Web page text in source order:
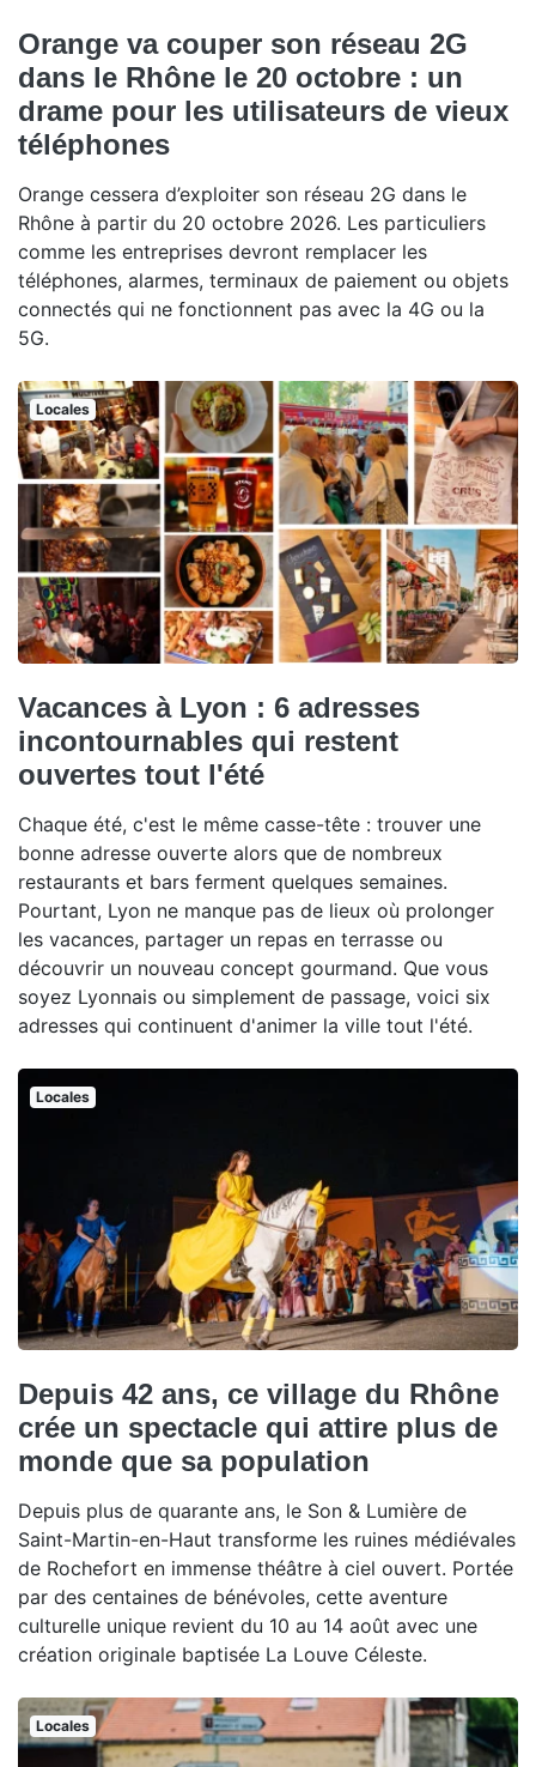
Orange va couper son réseau 2G
dans le Rhône le 20 octobre : un
drame pour les utilisateurs de vieux
téléphones
Orange cessera d’exploiter son réseau 2G dans le
Rhône à partir du 20 octobre 2026. Les particuliers
comme les entreprises devront remplacer les
téléphones, alarmes, terminaux de paiement ou objets
connectés qui ne fonctionnent pas avec la 4G ou la
5G.
Locales
Vacances à Lyon : 6 adresses
incontournables qui restent
ouvertes tout l'été
Chaque été, c'est le même casse-tête : trouver une
bonne adresse ouverte alors que de nombreux
restaurants et bars ferment quelques semaines.
Pourtant, Lyon ne manque pas de lieux où prolonger
les vacances, partager un repas en terrasse ou
découvrir un nouveau concept gourmand. Que vous
soyez Lyonnais ou simplement de passage, voici six
adresses qui continuent d'animer la ville tout l'été.
Locales
Depuis 42 ans, ce village du Rhône
crée un spectacle qui attire plus de
monde que sa population
Depuis plus de quarante ans, le Son & Lumière de
Saint-Martin-en-Haut transforme les ruines médiévales
de Rochefort en immense théâtre à ciel ouvert. Portée
par des centaines de bénévoles, cette aventure
culturelle unique revient du 10 au 14 août avec une
création originale baptisée La Louve Céleste.
Locales